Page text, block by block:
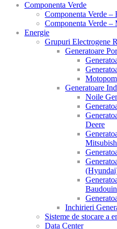
Componenta Verde
Componenta Verde –
Componenta Verde –
Energie
Grupuri Electrogene
Generatoare
Generatoare
Noile
Deere
Baudouin
Inchirieri
Sisteme de stocare a
Data Center